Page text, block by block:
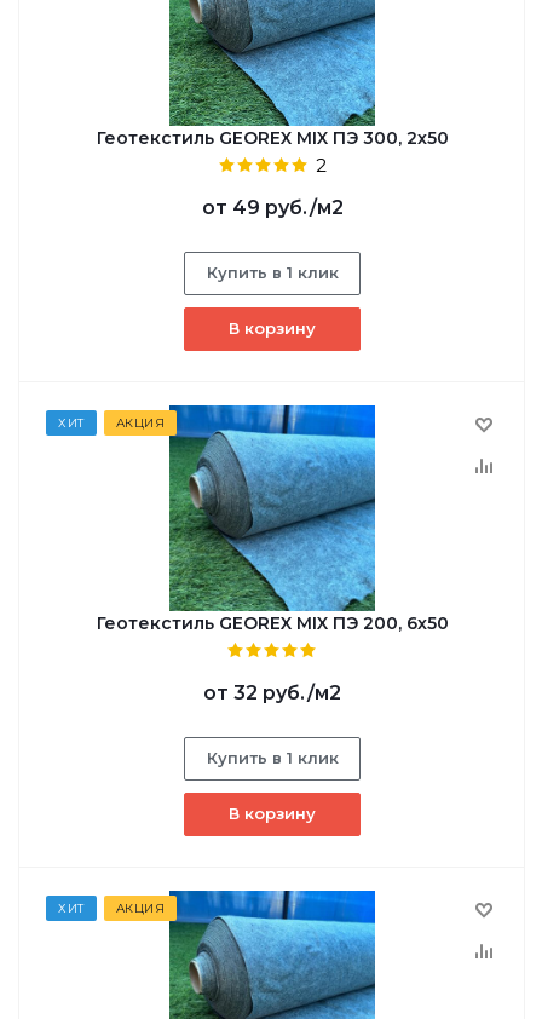
Геотекстиль GEOREX MIX ПЭ 300, 2х50
2
от 49 руб./м2
Купить в 1 клик
В корзину
ХИТ АКЦИЯ
Геотекстиль GEOREX MIX ПЭ 200, 6х50
от 32 руб./м2
Купить в 1 клик
В корзину
ХИТ АКЦИЯ